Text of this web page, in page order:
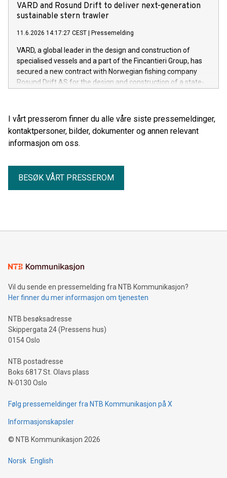
VARD and Rosund Drift to deliver next-generation
sustainable stern trawler
11.6.2026 14:17:27 CEST | Pressemelding
VARD, a global leader in the design and construction of
specialised vessels and a part of the Fincantieri Group, has
secured a new contract with Norwegian fishing company
Rosund Drift AS for the design and construction of a state-
I vårt presserom finner du alle våre siste pressemeldinger,
kontaktpersoner, bilder, dokumenter og annen relevant
informasjon om oss.
BESØK VÅRT PRESSEROM
Vil du sende en pressemelding fra NTB Kommunikasjon?
Her finner du mer informasjon om tjenesten
NTB besøksadresse
Skippergata 24 (Pressens hus)
0154 Oslo
NTB postadresse
Boks 6817 St. Olavs plass
N-0130 Oslo
Følg pressemeldinger fra NTB Kommunikasjon på X
Informasjonskapsler
© NTB Kommunikasjon 2026
Norsk English